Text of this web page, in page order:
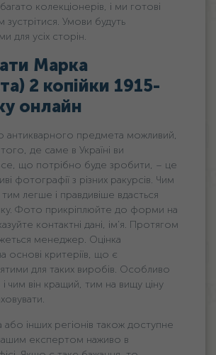
колекціонерів, і ми готові
Умови будуть
для усіх сторін.
Марка
2 копійки 1915-
онлайн
антикварного предмета можливий,
де саме в Україні ви
що потрібно буде зробити, – це
фотографії з різних ракурсів. Чим
тим легше і правдивіше вдасться
Фото прикріплюйте до форми на
контактні дані, ім’я. Протягом
менеджер. Оцінка
основі критеріїв, що є
для таких виробів. Особливо
чим він кращий, тим на вищу ціну
інших регіонів також доступне
експертом наживо в